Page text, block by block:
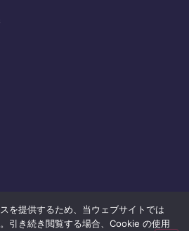
を提供するため、当ウェブサイトでは
引き続き閲覧する場合、Cookie の使用